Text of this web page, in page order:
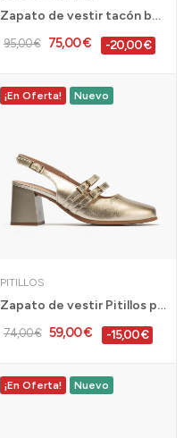
Zapato de vestir tacón bajo Doctor Cutillas...
95,00 € 75,00 € -20,00 €
¡En Oferta! Nuevo
PITILLOS
Zapato de vestir Pitillos para mujer con tacón...
74,00 € 59,00 € -15,00 €
¡En Oferta! Nuevo